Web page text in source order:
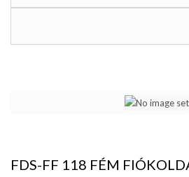
FDS-FF 118 FÉM